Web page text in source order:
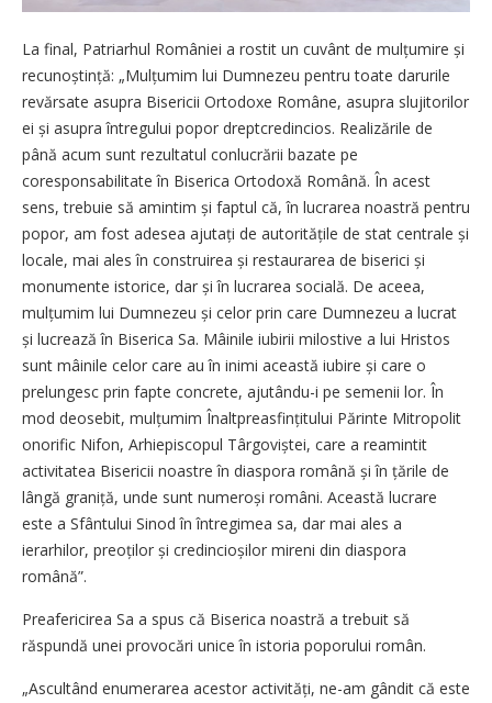
La final, Patriarhul României a rostit un cuvânt de mulțumire și
recunoștință: „Mulțumim lui Dumnezeu pentru toate darurile
revărsate asupra Bisericii Ortodoxe Române, asupra slujitorilor
ei și asupra întregului popor dreptcredincios. Realizările de
până acum sunt rezultatul conlucrării bazate pe
coresponsabilitate în Biserica Ortodoxă Română. În acest
sens, trebuie să amintim și faptul că, în lucrarea noastră pentru
popor, am fost adesea ajutați de autoritățile de stat centrale și
locale, mai ales în construirea și restaurarea de biserici și
monumente istorice, dar și în lucrarea socială. De aceea,
mulțumim lui Dumnezeu și celor prin care Dumnezeu a lucrat
și lucrează în Biserica Sa. Mâinile iubirii milostive a lui Hristos
sunt mâinile celor care au în inimi această iubire și care o
prelungesc prin fapte concrete, ajutându-i pe semenii lor. În
mod deosebit, mulțumim Înaltpreasfințitului Părinte Mitropolit
onorific Nifon, ­Arhiepiscopul Târgoviștei, care a reamintit
activitatea Bisericii noastre în diaspora română și în țările de
lângă graniță, unde sunt numeroși români. Această lucrare
este a Sfântului Sinod în întregimea sa, dar mai ales a
ierarhilor, preoților și credincioșilor mireni din diaspora
română”.
Preafericirea Sa a spus că Biserica noastră a trebuit să
răspundă unei provocări unice în istoria ­poporului român.
„Ascultând enumerarea acestor activități, ne-am gândit că este